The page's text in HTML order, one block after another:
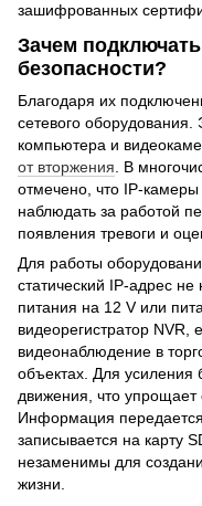
зашифрованных
Зачем
безопасности?
Благодаря их
сетевого
компьютера и
от вторжения . В
отмечено, что IP-камеры
наблюдать за работой
появления тревоги и
Для работы
статический IP-адрес
питания на 12 V или
видеорегистратор NVR,
видеонаблюдение в
объектах. Для усиления
движения, что упрощает
Информация
записывается на карту
незаменимы для
жизни.